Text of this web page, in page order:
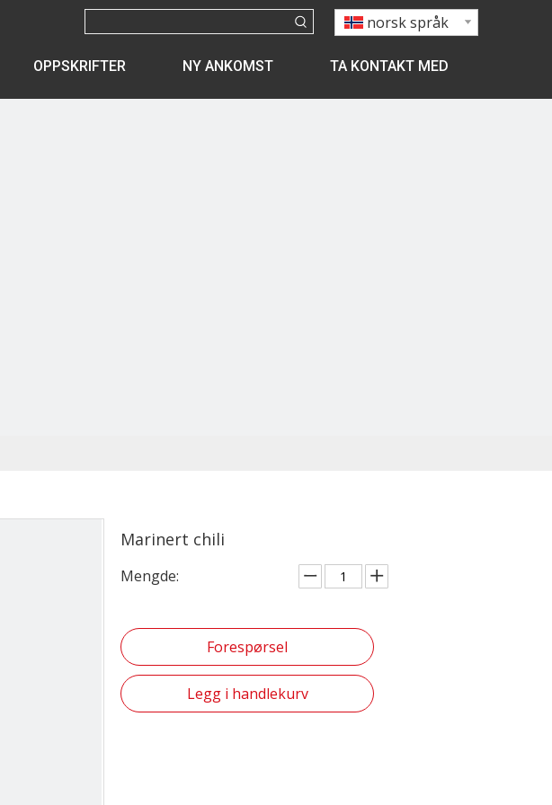
norsk språk
OPPSKRIFTER NY ANKOMST TA KONTAKT MED
Marinert chili
Mengde:
Forespørsel
Legg i handlekurv